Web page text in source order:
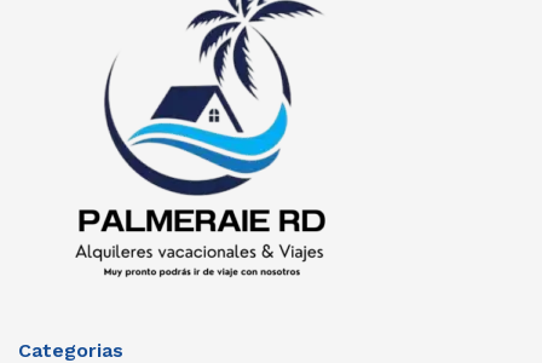
Categorias